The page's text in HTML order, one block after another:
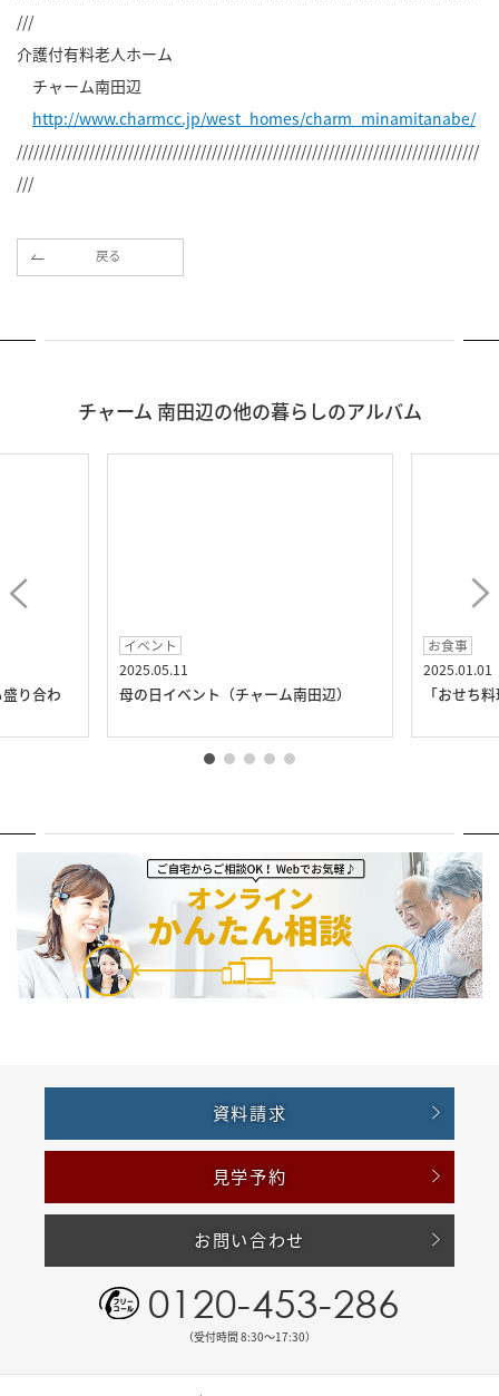
///
介護付有料老人ホーム
チャーム南田辺
http://www.charmcc.jp/west_homes/charm_minamitanabe/
///////////////////////////////////////////////////////////////////////////////////
///
戻る
チャーム 南田辺の他の暮らしのアルバム
り合わ
イベント
2025.05.11
母の日イベント（チャーム南田辺）
お食事
2025.01.01
「おせち
資料請求
見学予約
お問い合わせ
0120-453-286
（受付時間 8:30〜17:30）